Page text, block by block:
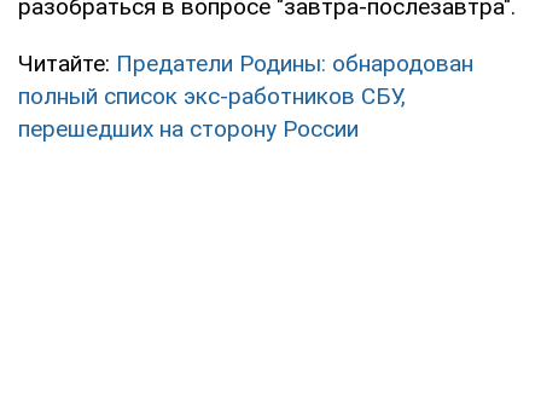
разобраться в вопросе "завтра-послезавтра".
Читайте: Предатели Родины: обнародован
полный список экс-работников СБУ,
перешедших на сторону России